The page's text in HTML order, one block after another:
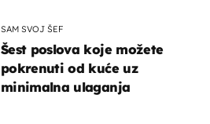
SAM SVOJ ŠEF
Šest poslova koje možete
pokrenuti od kuće uz
minimalna ulaganja